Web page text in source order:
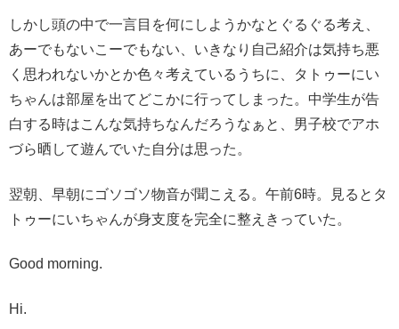
しかし頭の中で一言目を何にしようかなとぐるぐる考え、
あーでもないこーでもない、いきなり自己紹介は気持ち悪
く思われないかとか色々考えているうちに、タトゥーにい
ちゃんは部屋を出てどこかに行ってしまった。中学生が告
白する時はこんな気持ちなんだろうなぁと、男子校でアホ
づら晒して遊んでいた自分は思った。
翌朝、早朝にゴソゴソ物音が聞こえる。午前6時。見るとタ
トゥーにいちゃんが身支度を完全に整えきっていた。
Good morning.
Hi.